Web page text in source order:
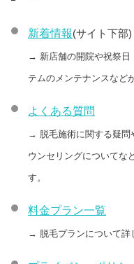
新着情報(サイト下部)
→ 新店舗の開院や祝祭日
テムのメンテナンスなど
よくある質問
→ 脱毛施術に関する疑問
ウンセリングについてな
す。
料金プラン一覧
→ 脱毛プランについて詳